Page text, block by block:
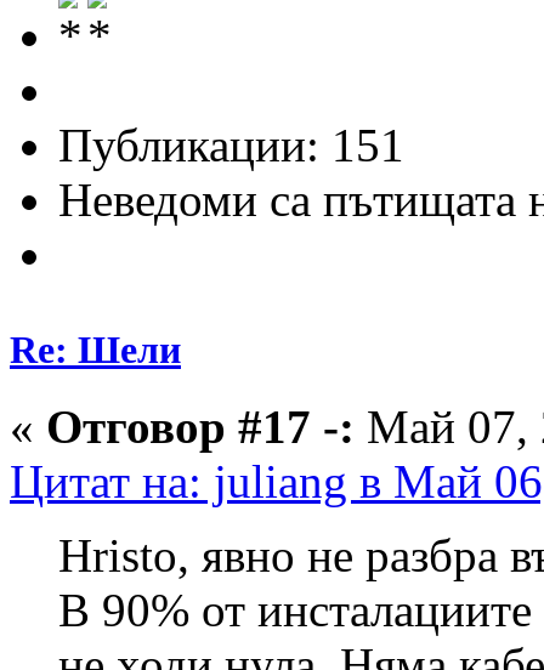
Публикации: 151
Неведоми са пътищата
Re: Шели
« Отговор #17 -: Май 07,
Цитат на: juliang в Май
Hristo, явно не разбра
В 90% от